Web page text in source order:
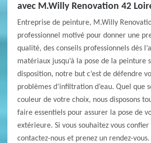
avec M.Willy Renovation 42
Entreprise de peinture, M.Willy
professionnel motivé pour donner une
qualité, des conseils professionnels dès
matériaux jusqu’à la pose de la peinture
disposition, notre but c’est de défendre
problèmes d’infiltration d’eau. Quel que
couleur de votre choix, nous disposons
faire essentiels pour assurer la pose de
extérieure. Si vous souhaitez vous
contactez-nous et prenez un rendez-vous.